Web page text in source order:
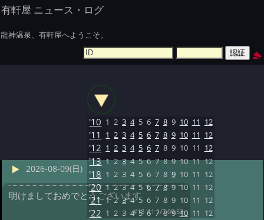
有軒屋 ニュース・ログ
龍神温泉、有軒屋へようこそ。
2026-08-09(日)
明けましておめでとうございます
#18 '11 1/7 09:52
'10 1 2 3 4 5 6 7 8 9 10 11 12
'11 1 2 3 4 5 6 7 8 9 10 11 12
'12 1 2 3 4 5 6 7 8 9 10 11 12
'13 1 2 3 4 5 6 7 8 9 10 11 12
'18 1 2 3 4 5 6 7 8 9 10 11 12
'20 1 2 3 4 5 6 7 8 9 10 11 12
'21 1 2 3 4 5 6 7 8 9 10 11 12
'22 1 2 3 4 5 6 7 8 9 10 11 12